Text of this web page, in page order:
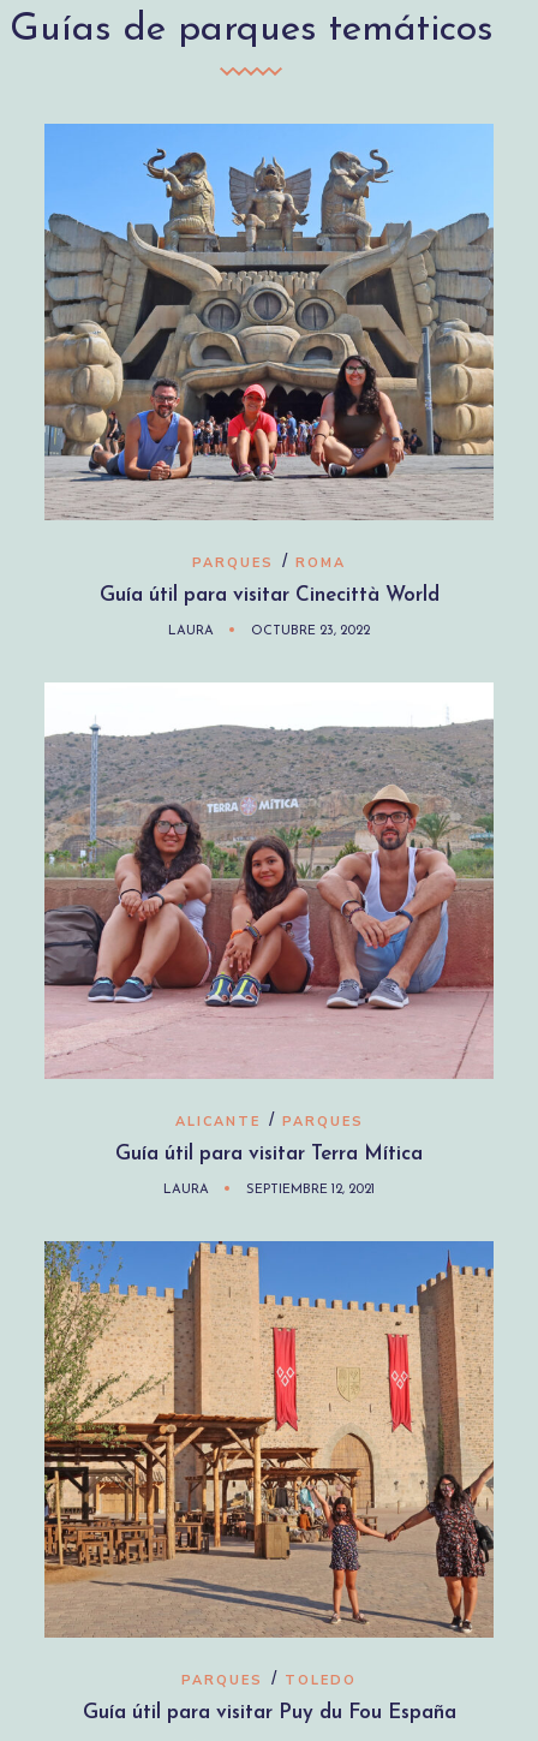
Guías de parques temáticos
PARQUES / ROMA
Guía útil para visitar Cinecittà World
LAURA OCTUBRE 23, 2022
ALICANTE / PARQUES
Guía útil para visitar Terra Mítica
LAURA SEPTIEMBRE 12, 2021
PARQUES / TOLEDO
Guía útil para visitar Puy du Fou España